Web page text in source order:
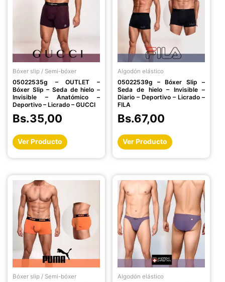
Bóxer slip / Semi-bóxer
05022535g – OUTLET –
Bóxer Slip – Seda de hielo –
Invisible – Anatómico –
Deportivo – Licrado – GUCCI
Bs.35,00
Ver Producto
múltiples
variantes.
Las
opciones
se
pueden
elegir
en
la
página
Algodón elástico
05022539g – Bóxer Slip –
Seda de hielo – Invisible –
Diario – Deportivo – Licrado –
FILA
Bs.67,00
Ver Producto
múltiples
variantes.
Las
se
pueden
en
la
Bóxer slip / Semi-bóxer
Este
tiene
múltiples
variantes.
Las
opciones
se
pueden
elegir
Algodón elástico
Este
producto
tiene
múltiples
variantes.
Las
opciones
se
pueden